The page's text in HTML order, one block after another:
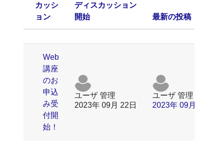
ステータス
カッシ
ョン
ディスカッション
開始
最新の投稿
Web
講座
のお
申込
み受
付開
始！
ユーザ 管理
2023年 09月 22日
ユーザ 管理
2023年 09月 22日